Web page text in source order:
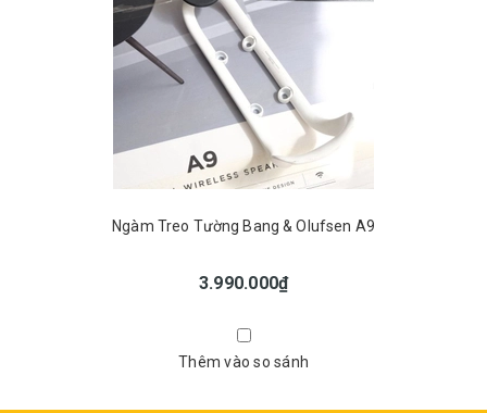
Ngàm Treo Tường Bang & Olufsen A9
3.990.000₫
Thêm vào so sánh